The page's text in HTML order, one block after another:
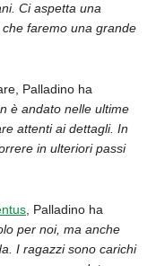
Ci aspetta una
faremo una grande
Palladino ha
è andato nelle ultime
attenti ai dettagli. In
in ulteriori passi
, Palladino ha
per noi, ma anche
I ragazzi sono carichi